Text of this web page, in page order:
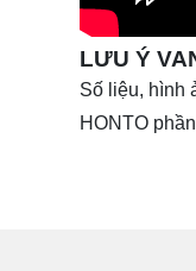
LƯU Ý
Số liệu, hình
HONTO